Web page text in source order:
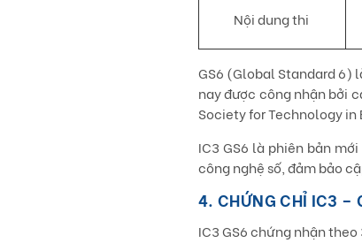
Nội dung thi
GS6 (Global Standard 6)
nay được công nhận bởi
Society for Technology in
IC3 GS6 là phiên bản
công nghệ số, đảm bảo
4. CHỨNG CHỈ IC3 –
IC3 GS6 chứng nhận